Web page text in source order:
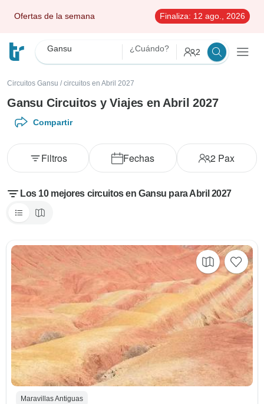
Ofertas de la semana Finaliza: 12 ago., 2026
Gansu ¿Cuándo? 2
Circuitos Gansu / circuitos en Abril 2027
Gansu Circuitos y Viajes en Abril 2027
Compartir
Fechas 2 Pax
Filtros
Los 10 mejores circuitos en Gansu para Abril 2027
Maravillas Antiguas